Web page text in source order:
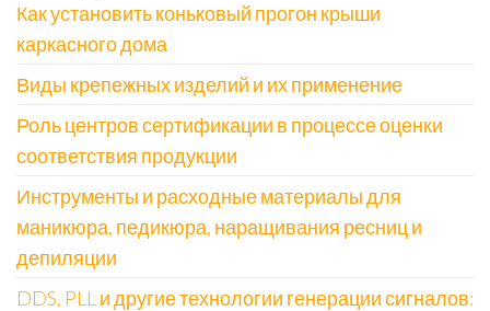
Как установить коньковый прогон крыши
каркасного дома
Виды крепежных изделий и их применение
Роль центров сертификации в процессе оценки
соответствия продукции
Инструменты и расходные материалы для
маникюра, педикюра, наращивания ресниц и
депиляции
DDS, PLL и другие технологии генерации сигналов: